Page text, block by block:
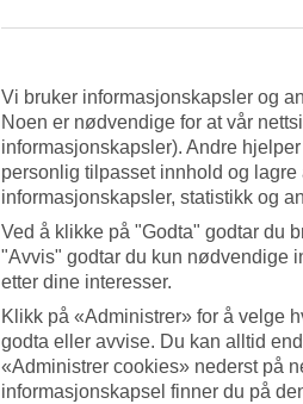
Vi bruker informasjonskapsler og
Noen er nødvendige for at vår
informasjonskapsler). Andre
personlig tilpasset innhold og
informasjonskapsler, statistikk og
Ved å klikke på "Godta" godtar du
"Avvis" godtar du kun nødvendige
etter dine interesser.
Klikk på «Administrer» for å velge
godta eller avvise. Du kan alltid
«Administrer cookies» nederst på
informasjonskapsel finner du på